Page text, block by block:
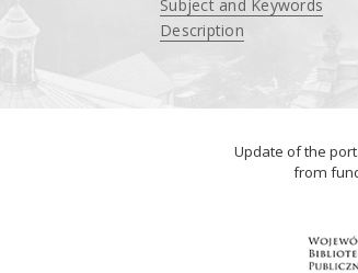
Subject and Keywords
Description
Update of the
from